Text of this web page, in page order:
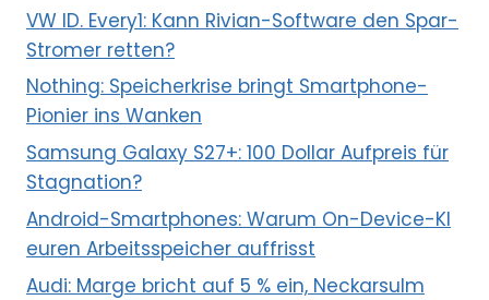
VW ID. Every1: Kann Rivian-Software den Spar-
Stromer retten?
Nothing: Speicherkrise bringt Smartphone-
Pionier ins Wanken
Samsung Galaxy S27+: 100 Dollar Aufpreis für
Stagnation?
Android-Smartphones: Warum On-Device-KI
euren Arbeitsspeicher auffrisst
Audi: Marge bricht auf 5 % ein, Neckarsulm